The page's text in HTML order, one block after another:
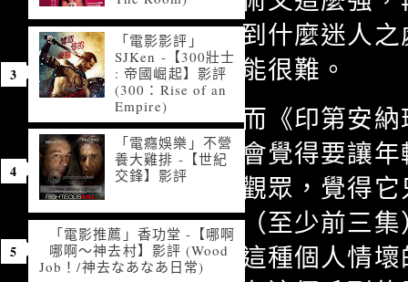
到什麼迷人
能很難。
而《印第安
會覺得要讓
觀眾，覺得
（至少前三
這種個人情
「電影影評」
SJKen -【300壯士
: 帝國崛起】影評
(300：Rise of an
Empire)
「電癮娛樂」不營
養大雞排 -【世紀
交鋒】影評
「電影推薦」香功堂 -【哪啊
哪啊～神去村】影評 (Wood
Job！/神去なあなあ日常)